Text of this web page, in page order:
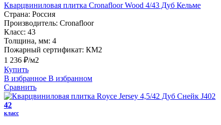
Кварцвиниловая плитка Cronafloor Wood 4/43 Дуб Кельме
Страна: Россия
Производитель: Cronafloor
Класс: 43
Толщина, мм: 4
Пожарный сертификат: КМ2
1 236 ₽/м2
Купить
В избранное В избранном
Сравнить
42
класс